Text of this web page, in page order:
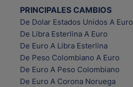
PRINCIPALES CAMBIOS
De Dolar Estados Unidos A Euro
De Libra Esterlina A Euro
De Euro A Libra Esterlina
De Peso Colombiano A Euro
De Euro A Peso Colombiano
De Euro A Corona Noruega